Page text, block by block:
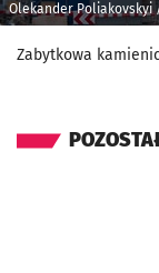
Olekander Poliakovskyi
Zabytkowa